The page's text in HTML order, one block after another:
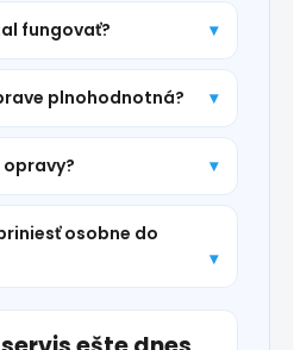
fungovať?
plnohodnotná?
opravy?
osobne do